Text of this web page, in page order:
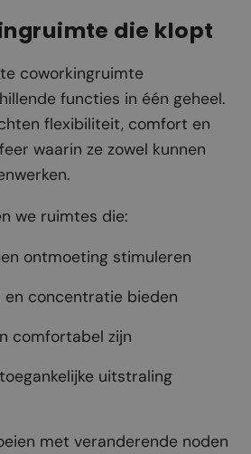
die klopt
coworkingruimte
functies in één geheel.
flexibiliteit, comfort en
waarin ze zowel kunnen
we ruimtes die:
ontmoeting stimuleren
concentratie bieden
comfortabel zijn
uitstraling
met veranderende noden